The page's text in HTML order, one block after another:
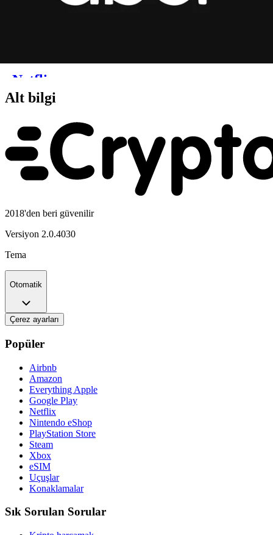
Alt bilgi
2018'den beri güvenilir
Versiyon 2.0.4030
Tema
Otomatik
Çerez ayarları
Popüler
Airbnb
Amazon
Everything Apple
Google Play
Netflix
Nintendo eShop
PlayStation Store
Steam
Xbox
eSIM
Uçuşlar
Konaklamalar
Sık Sorulan Sorular